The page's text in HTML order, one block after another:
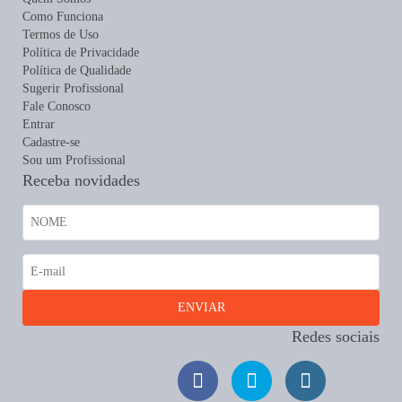
Como Funciona
Termos de Uso
Política de Privacidade
Política de Qualidade
Sugerir Profissional
Fale Conosco
Entrar
Cadastre-se
Sou um Profissional
Receba novidades
Redes sociais